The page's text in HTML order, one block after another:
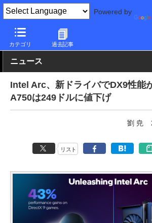
Powered by
カテゴリ 過去記事
PC Watch 半導体/周辺機器
ニュース
Intel Arc、新ドライバでDX9性能
A750は249ドルに値下げ
劉 尭
リスト